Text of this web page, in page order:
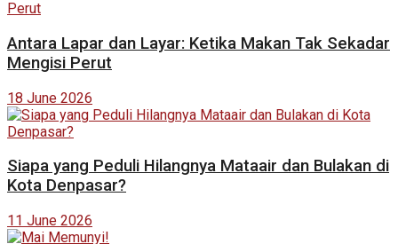
Antara Lapar dan Layar: Ketika Makan Tak Sekadar
Mengisi Perut
18 June 2026
Siapa yang Peduli Hilangnya Mataair dan Bulakan di
Kota Denpasar?
11 June 2026